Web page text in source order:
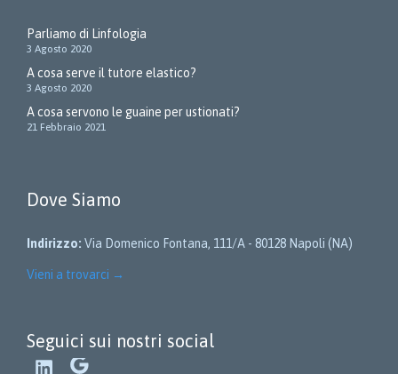
Parliamo di Linfologia
3 Agosto 2020
A cosa serve il tutore elastico?
3 Agosto 2020
A cosa servono le guaine per ustionati?
21 Febbraio 2021
Dove Siamo
Indirizzo: Via Domenico Fontana, 111/A - 80128 Napoli (NA)
Vieni a trovarci →
Seguici sui nostri social